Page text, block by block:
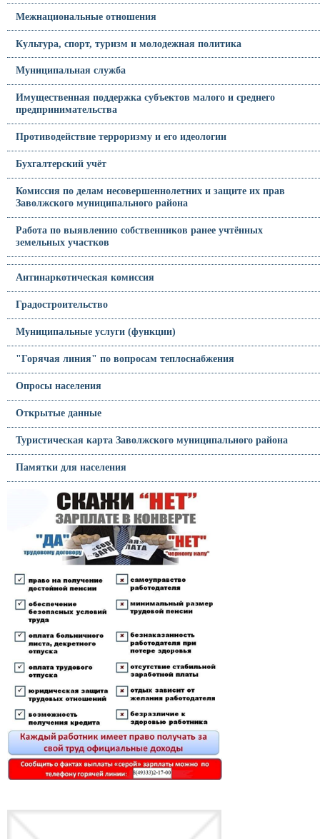
Межнациональные отношения
Культура, спорт, туризм и молодежная политика
Муниципальная служба
Имущественная поддержка субъектов малого и среднего
предпринимательства
Противодействие терроризму и его идеологии
Бухгалтерский учёт
Комиссия по делам несовершеннолетних и защите их прав
Заволжского муниципального района
Работа по выявлению собственников ранее учтённых
земельных участков
Антинаркотическая комиссия
Градостроительство
Муниципальные услуги (функции)
"Горячая линия" по вопросам теплоснабжения
Опросы населения
Открытые данные
Туристическая карта Заволжского муниципального района
Памятки для населения